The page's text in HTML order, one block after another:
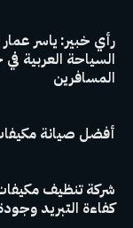
السياحة العربية
المسافرين
أفضل صيانة
شركة تنظيف
كفاءة التبريد